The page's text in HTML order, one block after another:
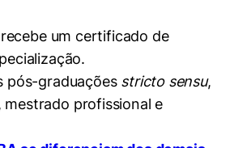
um certificado de
pós-graduações stricto sensu,
profissional e